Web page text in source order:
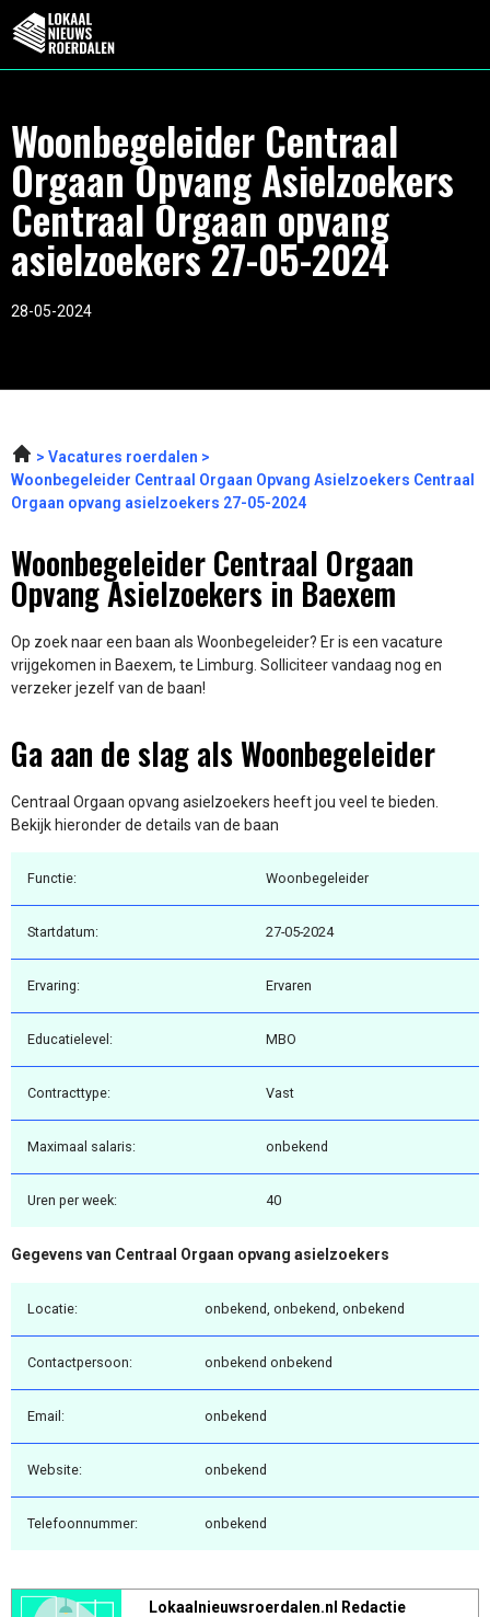
Woonbegeleider Centraal
Orgaan Opvang Asielzoekers
Centraal Orgaan opvang
asielzoekers 27-05-2024
28-05-2024
Vacatures roerdalen
Woonbegeleider Centraal Orgaan Opvang Asielzoekers Centraal
Orgaan opvang asielzoekers 27-05-2024
Woonbegeleider Centraal Orgaan
Opvang Asielzoekers in Baexem
Op zoek naar een baan als Woonbegeleider? Er is een vacature
vrijgekomen in Baexem, te Limburg. Solliciteer vandaag nog en
verzeker jezelf van de baan!
Ga aan de slag als Woonbegeleider
Centraal Orgaan opvang asielzoekers heeft jou veel te bieden.
Bekijk hieronder de details van de baan
Functie: Woonbegeleider
Startdatum: 27-05-2024
Ervaring: Ervaren
Educatielevel: MBO
Contracttype: Vast
Maximaal salaris: onbekend
Uren per week: 40
Gegevens van Centraal Orgaan opvang asielzoekers
Locatie: onbekend, onbekend, onbekend
Contactpersoon: onbekend onbekend
Email: onbekend
Website: onbekend
Telefoonnummer: onbekend
Lokaalnieuwsroerdalen.nl Redactie